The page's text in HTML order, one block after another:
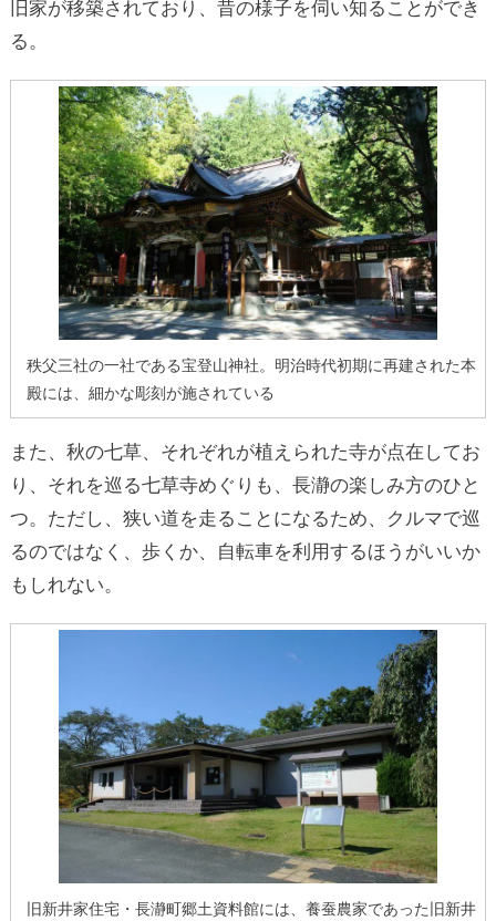
旧家が移築されており、昔の様子を伺い知ることができ
る。
秩父三社の一社である宝登山神社。明治時代初期に再建された本
殿には、細かな彫刻が施されている
また、秋の七草、それぞれが植えられた寺が点在してお
り、それを巡る七草寺めぐりも、長瀞の楽しみ方のひと
つ。ただし、狭い道を走ることになるため、クルマで巡
るのではなく、歩くか、自転車を利用するほうがいいか
もしれない。
旧新井家住宅・長瀞町郷土資料館には、養蚕農家であった旧新井